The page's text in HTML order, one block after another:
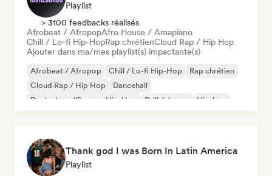
Playlist
> 3100 feedbacks réalisés
Afrobeat / AfropopAfro House / Amapiano
Chill / Lo-fi Hip-HopRap chrétienCloud Rap / Hip Hop
Ajouter dans ma/mes playlist(s) impactante(s)
Afrobeat / Afropop Chill / Lo-fi Hip-Hop
Rap chrétien
Cloud Rap / Hip Hop
Dancehall
Deutschrap/German Hip-Hop
Drill / Jersey Hip-hop
Thank god I was Born In Latin America
Playlist